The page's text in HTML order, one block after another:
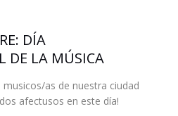
DÍA
DE LA MÚSICA
as de nuestra ciudad
afectusos en este día!